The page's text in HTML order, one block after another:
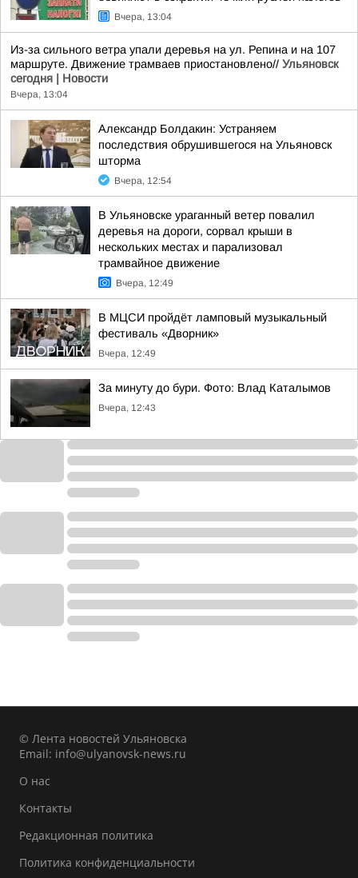
Вчера, 13:04
Из-за сильного ветра упали деревья на ул. Репина и на 107
маршруте. Движение трамваев приостановлено// Ульяновск
сегодня | Новости
Вчера, 13:04
Александр Болдакин: Устраняем
последствия обрушившегося на Ульяновск
шторма
Вчера, 12:54
В Ульяновске ураганный ветер повалил
деревья на дороги, сорвал крыши в
нескольких местах и парализовал
трамвайное движение
Вчера, 12:49
В МЦСИ пройдёт ламповый музыкальный
фестиваль «Дворник»
Вчера, 12:49
За минуту до бури. Фото: Влад Каталымов
Вчера, 12:43
© Лента новостей Ульяновска
Email: info@ulyanovsk-news.ru
О нас
Контакты
Редакционная политика
Политика конфиденциальности